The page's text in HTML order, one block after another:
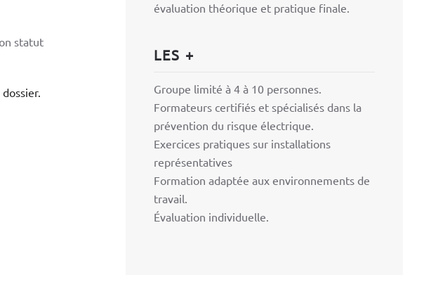
statut
évaluation théorique et pratique finale.
LES +
Groupe limité à 4 à 10 personnes.
Formateurs certifiés et spécialisés dans la
prévention du risque électrique.
Exercices pratiques sur installations
représentatives
Formation adaptée aux environnements de
travail.
Évaluation individuelle.